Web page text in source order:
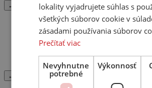
← Späť
Mini systémy
Kombinované zariadenia
Heos / Home
← Späť
lokality vyjadrujete súhlas s
všetkých súborov cookie v
zásadami používania súborov
Prečítať viac
Nevyhnutne
potrebné
Výkonnosť